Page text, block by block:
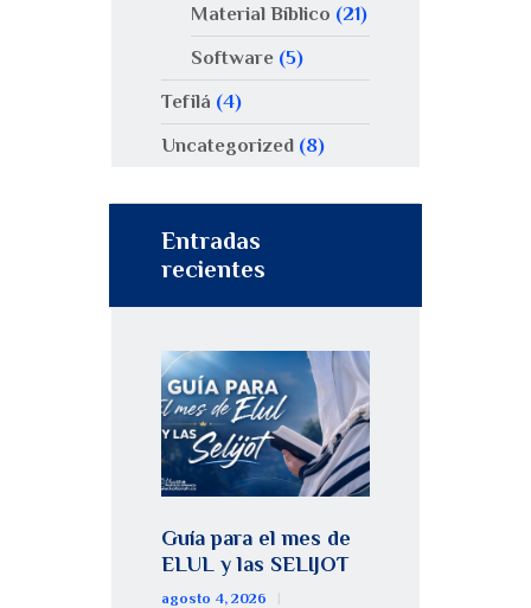
Material Bíblico (21)
Software(5)
Tefilá (4)
Uncategorized (8)
Entradas
recientes
Guía para el mes de
ELUL y las SELIJOT
agosto 4, 2026